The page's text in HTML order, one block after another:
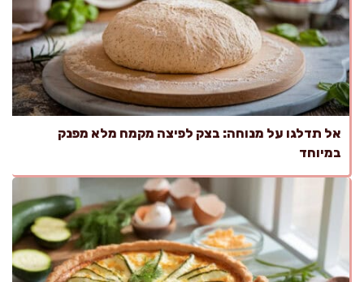
אל תדלגו על מנוחה: בצק לפיצה מקמח מלא מפנק
במיוחד